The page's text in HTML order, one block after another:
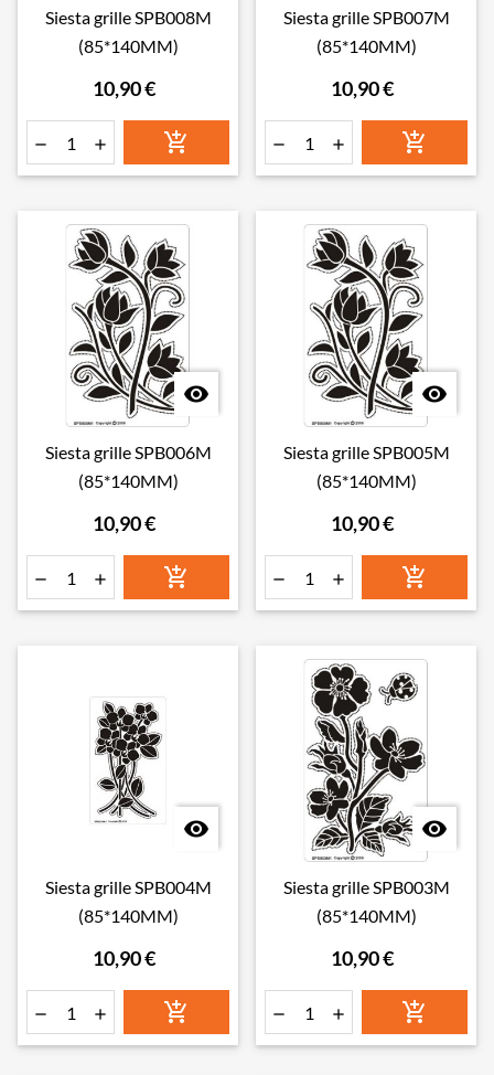
Siesta grille SPB008M
(85*140MM)
10,90 €
  
Siesta grille SPB007M
(85*140MM)
10,90 €
  

Siesta grille SPB006M
(85*140MM)
10,90 €
  

Siesta grille SPB005M
(85*140MM)
10,90 €
  

Siesta grille SPB004M
(85*140MM)
10,90 €
  

Siesta grille SPB003M
(85*140MM)
10,90 €
  